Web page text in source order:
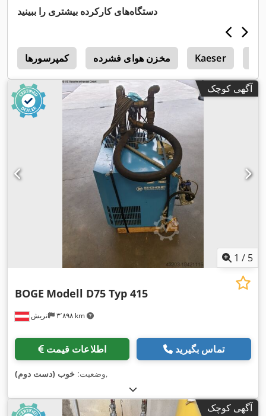
دستگاه‌های کارکرده بیشتری را ببینید
کمپرسورها مخزن هوای فشرده Kaeser
آگهی کوچک
1 / 5
اتریش ۳٬۸۹۸ km
BOGE Modell D75 Typ 415
اطلاعات قیمت تماس بگیرید
وضعیت: خوب (دست دوم) ,
آگهی کوچک